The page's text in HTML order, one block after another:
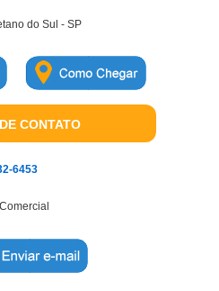
do Sul - SP
CONTATO
6453